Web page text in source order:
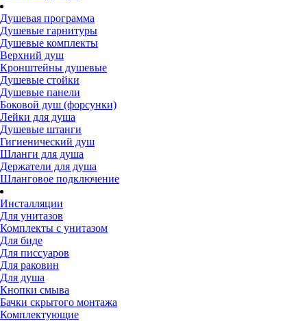
Душевая программа
Душевые гарнитуры
Душевые комплекты
Верхний душ
Кронштейны душевые
Душевые стойки
Душевые панели
Боковой душ (форсунки)
Лейки для душа
Душевые штанги
Гигиенический душ
Шланги для душа
Держатели для душа
Шланговое подключение
Инсталляции
Для унитазов
Комплекты с унитазом
Для биде
Для писсуаров
Для раковин
Для душа
Кнопки смыва
Бачки скрытого монтажа
Комплектующие